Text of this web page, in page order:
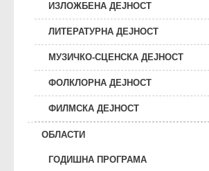
ИЗЛОЖБЕНА ДЕЈНОСТ
ЛИТЕРАТУРНА ДЕЈНОСТ
МУЗИЧКО-СЦЕНСКА ДЕЈНОСТ
ФОЛКЛОРНА ДЕЈНОСТ
ФИЛМСКА ДЕЈНОСТ
ОБЛАСТИ
ГОДИШНА ПРОГРАМА